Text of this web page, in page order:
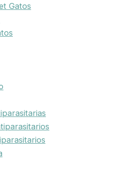
Gatos